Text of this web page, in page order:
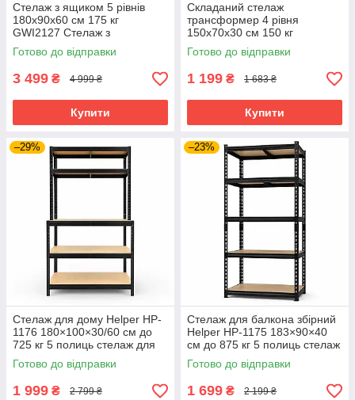
Стелаж з ящиком 5 рівнів
180x90x60 см 175 кг
GWI2127 Стелаж з
регульованими полицями
етажерка для майстерні
полиця для гаража
Готово до відправки
3 499 ₴ 4 999 ₴
Купити
Складаний стелаж
трансформер 4 рівня
150x70x30 см 150 кг
GWI0582 4-рівнева полиця у
майстерню стелаж у гараж
полиця-трансформер
Готово до відправки
1 199 ₴ 1 683 ₴
Купити
–29%
Стелаж для дому Helper HP-
1176 180×100×30/60 см до
725 кг 5 полиць стелаж для
балкона металевий стелаж
Готово до відправки
1 999 ₴ 2 799 ₴
–23%
Стелаж для балкона збірний
Helper HP-1175 183×90×40
см до 875 кг 5 полиць стелаж
металевий в підвал
Готово до відправки
1 699 ₴ 2 199 ₴